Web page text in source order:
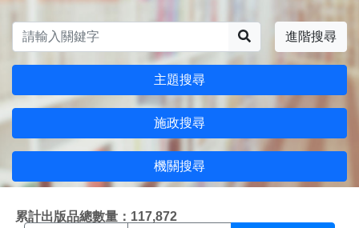
進階搜尋
主題搜尋
施政搜尋
機關搜尋
累計出版品總數量：117,872
機關搜尋結果頁面